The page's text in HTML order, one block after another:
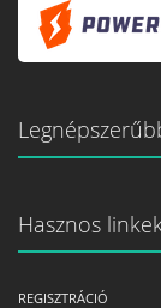
Hasznos linkek
REGISZTRÁCIÓ